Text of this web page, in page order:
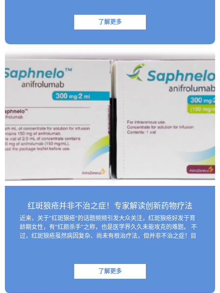
了解更多
红斑狼疮并非不治之症！专家解读创新药物疗法
近来，关于“红斑狼疮”的话题频频引发大众关注，红斑狼疮好发于育
龄期女性，有“红颜杀手”之称，也是医学界久久未能攻克的难题。 不
过，红斑狼疮虽然病因复杂、尚未有根治疗法，但并非不治之症！目
了解更多